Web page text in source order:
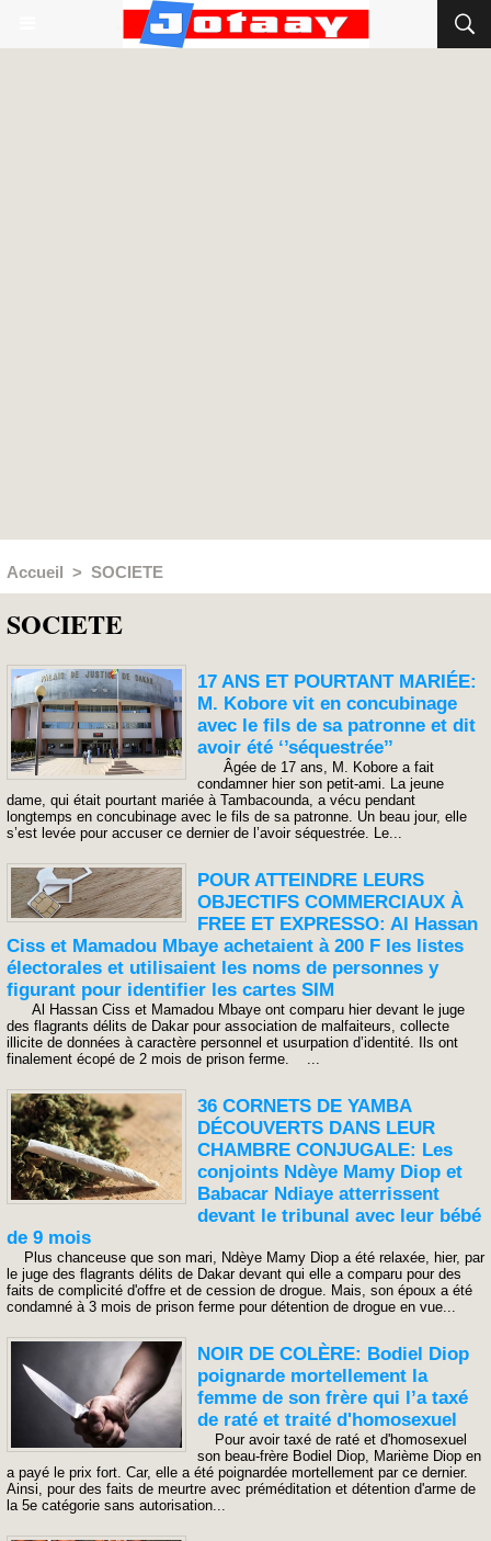
Accueil > SOCIETE
SOCIETE
17 ANS ET POURTANT MARIÉE:
M. Kobore vit en concubinage
avec le fils de sa patronne et dit
avoir été ‘’séquestrée’’
Âgée de 17 ans, M. Kobore a fait
condamner hier son petit-ami. La jeune
dame, qui était pourtant mariée à Tambacounda, a vécu pendant
longtemps en concubinage avec le fils de sa patronne. Un beau jour, elle
s’est levée pour accuser ce dernier de l’avoir séquestrée. Le...
POUR ATTEINDRE LEURS
OBJECTIFS COMMERCIAUX À
FREE ET EXPRESSO: Al Hassan
Ciss et Mamadou Mbaye achetaient à 200 F les listes
électorales et utilisaient les noms de personnes y
figurant pour identifier les cartes SIM
Al Hassan Ciss et Mamadou Mbaye ont comparu hier devant le juge
des flagrants délits de Dakar pour association de malfaiteurs, collecte
illicite de données à caractère personnel et usurpation d’identité. Ils ont
finalement écopé de 2 mois de prison ferme. ...
36 CORNETS DE YAMBA
DÉCOUVERTS DANS LEUR
CHAMBRE CONJUGALE: Les
conjoints Ndèye Mamy Diop et
Babacar Ndiaye atterrissent
devant le tribunal avec leur bébé
de 9 mois
Plus chanceuse que son mari, Ndèye Mamy Diop a été relaxée, hier, par
le juge des flagrants délits de Dakar devant qui elle a comparu pour des
faits de complicité d'offre et de cession de drogue. Mais, son époux a été
condamné à 3 mois de prison ferme pour détention de drogue en vue...
NOIR DE COLÈRE: Bodiel Diop
poignarde mortellement la
femme de son frère qui l’a taxé
de raté et traité d'homosexuel
Pour avoir taxé de raté et d'homosexuel
son beau-frère Bodiel Diop, Marième Diop en
a payé le prix fort. Car, elle a été poignardée mortellement par ce dernier.
Ainsi, pour des faits de meurtre avec préméditation et détention d'arme de
la 5e catégorie sans autorisation...